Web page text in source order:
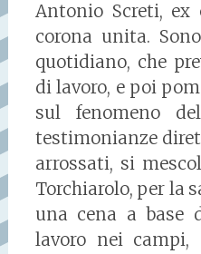
Antonio Screti, ex
corona unita.
quotidiano, che
di lavoro, e poi
sul fenomeno
testimonianze
arrossati, si
Torchiarolo, per la
una cena a base
lavoro nei campi,